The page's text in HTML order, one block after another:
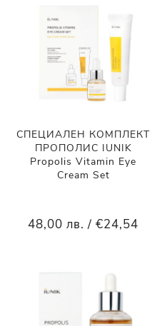
СПЕЦИАЛЕН КОМПЛЕКТ
ПРОПОЛИС IUNIK
Propolis Vitamin Eye
Cream Set
48,00 лв. / €24,54